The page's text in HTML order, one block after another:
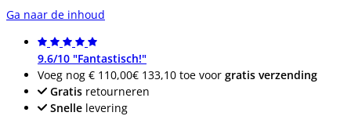
Ga naar de inhoud
9.6/10 "Fantastisch!"
Voeg nog € 110,00€ 133,10 toe voor gratis verzending
Gratis retourneren
Snelle levering